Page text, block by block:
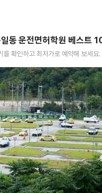
동운전면허학원 베스트
를 확인하고 최저가로 예약해 보세요.